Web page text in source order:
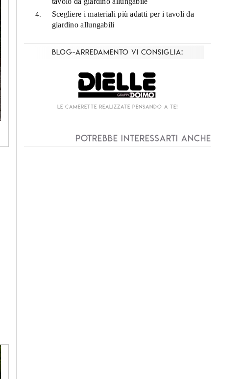
Scegliere i materiali più adatti per i tavoli da
giardino allungabili
Blog-Arredamento vi consiglia:
Potrebbe interessarti anche